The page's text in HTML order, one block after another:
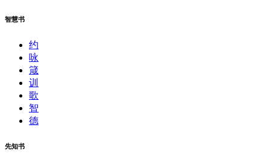
智慧书
约
咏
箴
训
歌
智
德
先知书